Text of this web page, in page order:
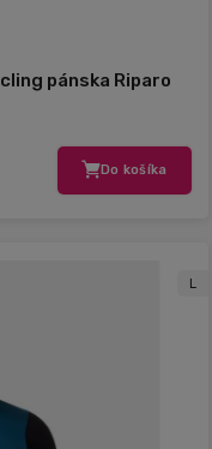
pánska Riparo
Do košíka
L